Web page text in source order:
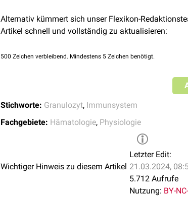
Alternativ kümmert sich unser Flexikon-
Artikel schnell und vollständig zu aktualisieren:
500 Zeichen verbleibend. Mindestens 5 Zeichen benötigt.
Stichworte: Granulozyt, Immunsystem
Fachgebiete: Hämatologie, Physiologie
Wichtiger Hinweis zu diesem Artikel
Letzter Edit:
21.03.2024,
5.712 Aufrufe
Nutzung: BY-